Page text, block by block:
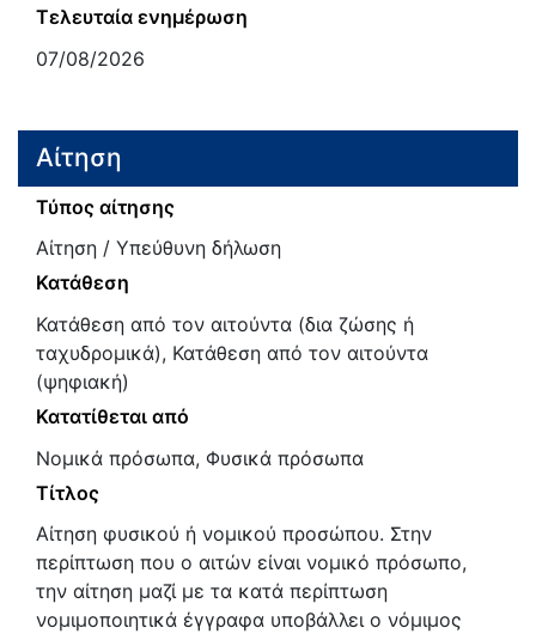
Τελευταία ενημέρωση
07/08/2026
Αίτηση
Τύπος αίτησης
Αίτηση / Υπεύθυνη δήλωση
Κατάθεση
Κατάθεση από τον αιτούντα (δια ζώσης ή
ταχυδρομικά), Κατάθεση από τον αιτούντα
(ψηφιακή)
Κατατίθεται από
Νομικά πρόσωπα, Φυσικά πρόσωπα
Τίτλος
Αίτηση φυσικού ή νομικού προσώπου. Στην
περίπτωση που ο αιτών είναι νομικό πρόσωπο,
την αίτηση μαζί με τα κατά περίπτωση
νομιμοποιητικά έγγραφα υποβάλλει ο νόμιμος